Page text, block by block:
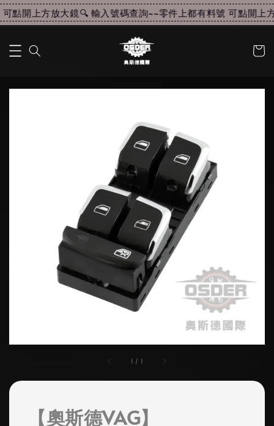
點開上方放大鏡🔍 輸入號碼查詢~~零件上都有料號 可點開上
1 / 1
【奧斯德VAG】